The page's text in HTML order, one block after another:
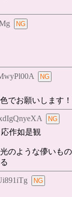
でお願いします！
作如是観
のような儚いもの